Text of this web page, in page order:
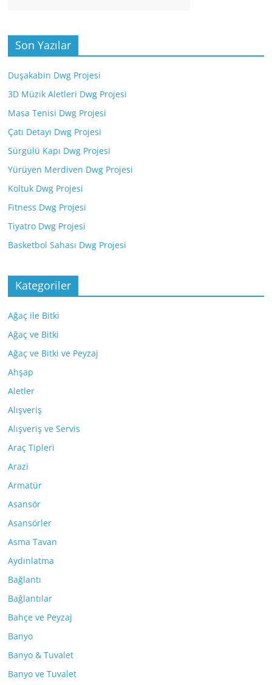
Son Yazılar
Duşakabin Dwg Projesi
3D Müzik Aletleri Dwg Projesi
Masa Tenisi Dwg Projesi
Çatı Detayı Dwg Projesi
Sürgülü Kapı Dwg Projesi
Yürüyen Merdiven Dwg Projesi
Koltuk Dwg Projesi
Fitness Dwg Projesi
Tiyatro Dwg Projesi
Basketbol Sahası Dwg Projesi
Kategoriler
Ağaç ile Bitki
Ağaç ve Bitki
Ağaç ve Bitki ve Peyzaj
Ahşap
Aletler
Alışveriş
Alışveriş ve Servis
Araç Tipleri
Arazi
Armatür
Asansör
Asansörler
Asma Tavan
Aydınlatma
Bağlantı
Bağlantılar
Bahçe ve Peyzaj
Banyo
Banyo & Tuvalet
Banyo ve Tuvalet